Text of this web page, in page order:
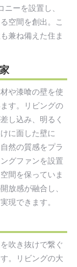
ーを設置し、
空間を創出。こ
兼ね備えた住ま
や漆喰の壁を使
す。リビングの
し込み、明るく
に面した壁に
然の質感をプラ
グファンを設置
間を保っていま
放感が融合し、
現できます。
吹き抜けで繋ぐ
。リビングの大